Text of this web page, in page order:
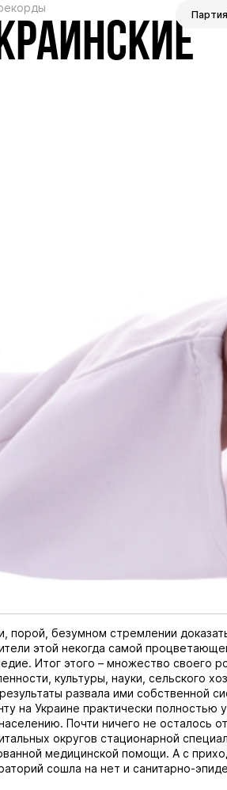
Партия
порой, безумном стремлении
этой некогда самой
Итог этого – множество своего
культуры, науки, сельского
развала ими собственной
на Украине практически полностью
Почти ничего не осталось
округов стационарной
медицинской помощи. А с
сошла на нет и санитарно-